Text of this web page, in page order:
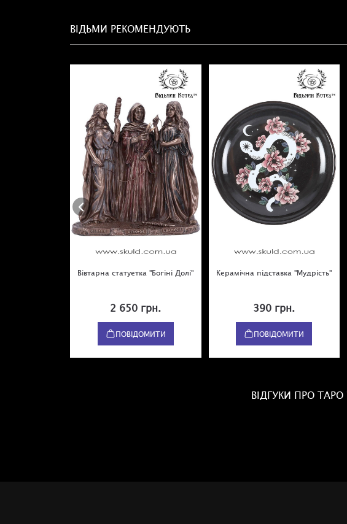
ВІДЬМИ РЕКОМЕНДУЮТЬ
Вівтарна статуетка "Богіні Долі"
2 650 грн.
ПОВІДОМИТИ
Керамічна підставка "Мудрість"
390 грн.
ПОВІДОМИТИ
ВІДГУКИ ПРО